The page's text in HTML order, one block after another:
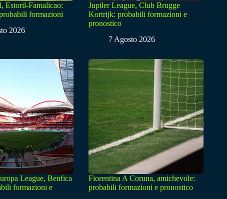
Estoril-Famalicao:
formazioni
2026
Jupiler League, Club Brugge
Kortrijk: probabili formazioni e
pronostico
7 Agosto 2026
League, Benfica
formazioni e
Fiorentina A Coruna, amichevole:
probabili formazioni e pronostico